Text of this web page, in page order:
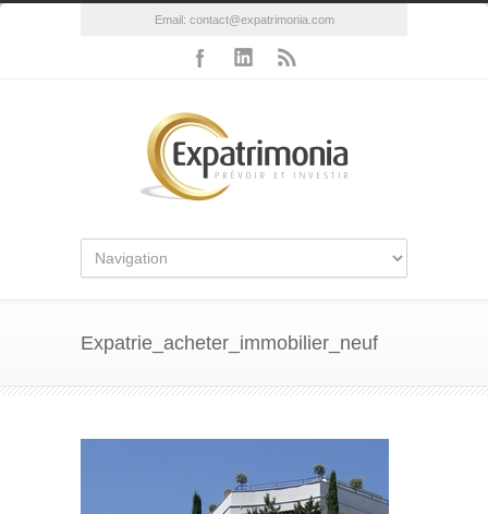
Email: contact@expatrimonia.com
Expatrie_acheter_immobilier_neuf